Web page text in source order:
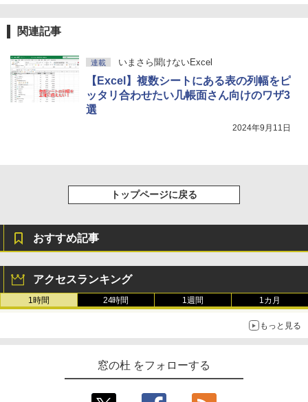
関連記事
連載 いまさら聞けないExcel
【Excel】複数シートにある表の列幅をピ
ッタリ合わせたい几帳面さん向けのワザ3
選
2024年9月11日
トップページに戻る
おすすめ記事
アクセスランキング
1時間 24時間 1週間 1カ月
もっと見る
窓の杜 をフォローする